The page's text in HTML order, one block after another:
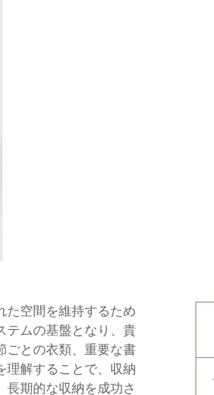
た空間を維持するため
テムの基盤となり、貴
ごとの衣類、重要な書
理解することで、収納
期的な収納を成功さ